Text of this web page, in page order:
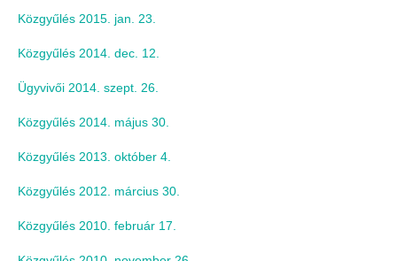
Közgyűlés 2015. jan. 23.
Közgyűlés 2014. dec. 12.
Ügyvivői 2014. szept. 26.
Közgyűlés 2014. május 30.
Közgyűlés 2013. október 4.
Közgyűlés 2012. március 30.
Közgyűlés 2010. február 17.